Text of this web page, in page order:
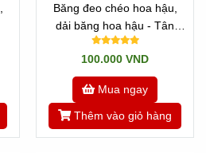
Băng đeo chéo hoa hậu,
dải băng hoa hậu - Tân
Nhật Minh
100.000 VND
Mua ngay
Thêm vào giỏ hàng